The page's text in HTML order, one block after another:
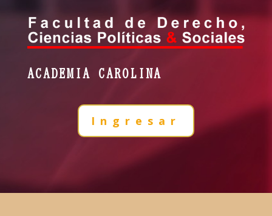
ACADEMIA CAROLINA
Ingresar